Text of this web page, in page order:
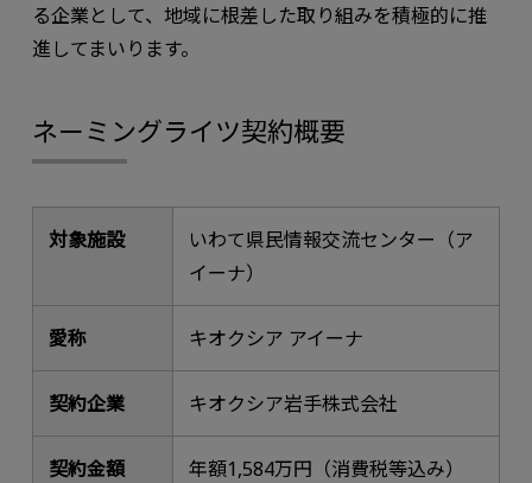
る企業として、地域に根差した取り組みを積極的に推
進してまいります。
ネーミングライツ契約概要
対象施設
いわて県民情報交流センター（ア
イーナ）
愛称 キオクシア アイーナ
契約企業 キオクシア岩手株式会社
契約金額 年額1,584万円（消費税等込み）